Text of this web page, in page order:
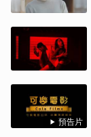
預告片